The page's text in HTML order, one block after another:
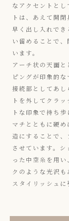
なアクセントとし
トは、あえて開
早く出し入れで
い留めることで
います。
アーチ状の天面
ピングが印象的
接続部としてあ
トを外してクラ
トな印象で持ち
マチとともに硬
造にすることで、
させています。
った中空糸を用
クのような光沢
スタイリッシュに